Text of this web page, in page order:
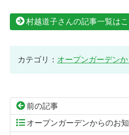
村越道子さんの記事一覧は
カテゴリ： オープンガーデン
前の記事
オープンガーデンからのお